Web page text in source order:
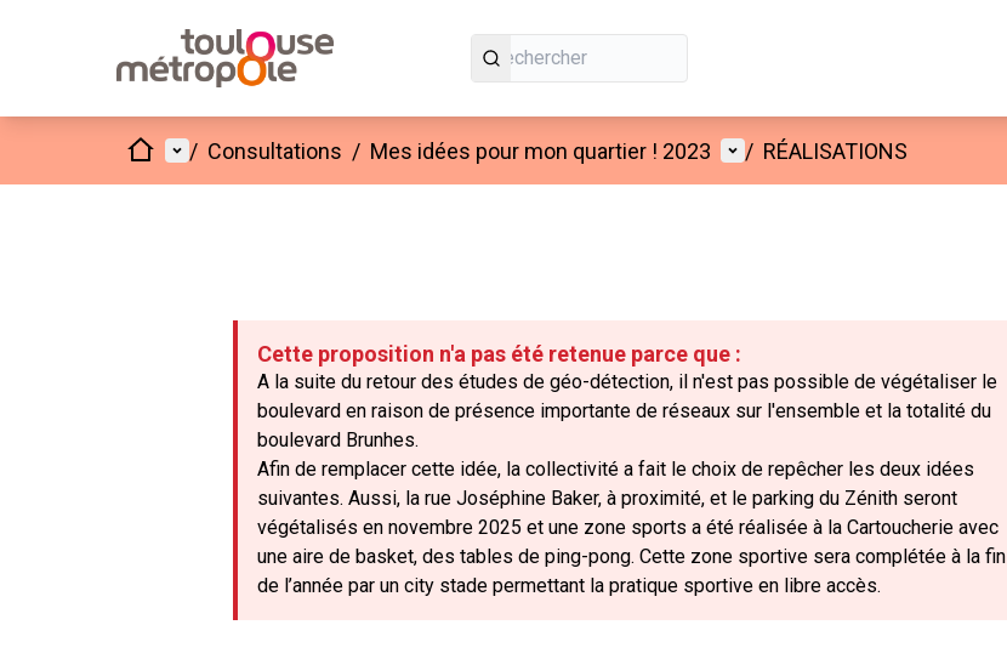
AccueilMenu principal
/ Consultations / Mes idées pour mon quartier ! 2023 Menu utilisateur
/ RÉALISATIONS
Cette proposition n'a pas été retenue parce que :
A la suite du retour des études de géo-détection, il n'est pas possible de végétaliser le
boulevard en raison de présence importante de réseaux sur l'ensemble et la totalité du
boulevard Brunhes.
Afin de remplacer cette idée, la collectivité a fait le choix de repêcher les deux idées
suivantes. Aussi, la rue Joséphine Baker, à proximité, et le parking du Zénith seront
végétalisés en novembre 2025 et une zone sports a été réalisée à la Cartoucherie avec
une aire de basket, des tables de ping-pong. Cette zone sportive sera complétée à la fin
de l’année par un city stade permettant la pratique sportive en libre accès.